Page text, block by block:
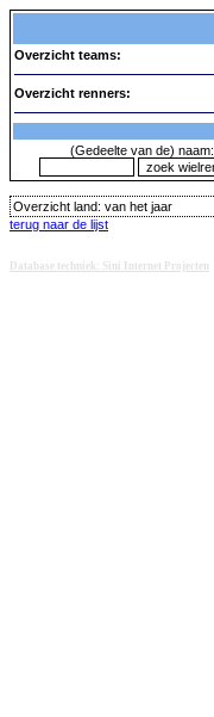
Overzicht teams:
Overzicht renners:
(Gedeelte van de) naam:
Overzicht land: van het jaar
terug naar de lijst
Database techniek: Sini Internet Projecten